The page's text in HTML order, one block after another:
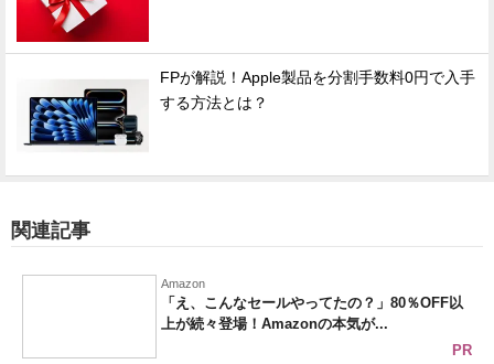
FPが解説！Apple製品を分割手数料0円で入手
する方法とは？
関連記事
Amazon
「え、こんなセールやってたの？」80％OFF以
上が続々登場！Amazonの本気が...
PR